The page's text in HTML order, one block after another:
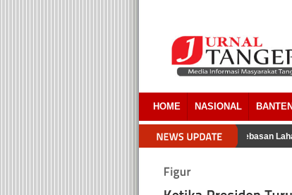
HOME NASIONAL BANTEN
Pemkab Tangerang Akui Ada Overlapping Pada Pembebasan Lahan